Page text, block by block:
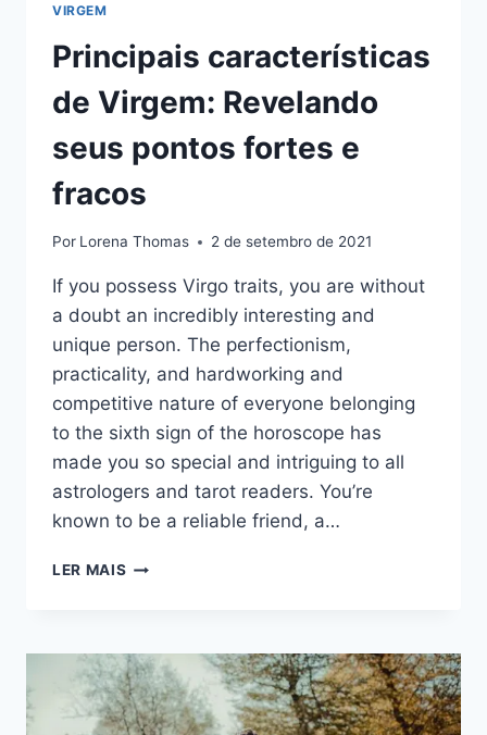
VIRGEM
Principais características
de Virgem: Revelando
seus pontos fortes e
fracos
Por Lorena Thomas 2 de setembro de 2021
If you possess Virgo traits, you are without
a doubt an incredibly interesting and
unique person. The perfectionism,
practicality, and hardworking and
competitive nature of everyone belonging
to the sixth sign of the horoscope has
made you so special and intriguing to all
astrologers and tarot readers. You’re
known to be a reliable friend, a…
LER MAIS PRINCIPAIS
REVELANDO
SEUS
PONTOS
FORTES